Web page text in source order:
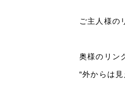
ご主人様の
奥様のリン
“外からは